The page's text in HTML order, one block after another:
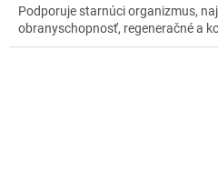
5
hviezdičiek.
Podporuje starnúci organizmus,
obranyschopnosť, regeneračné a